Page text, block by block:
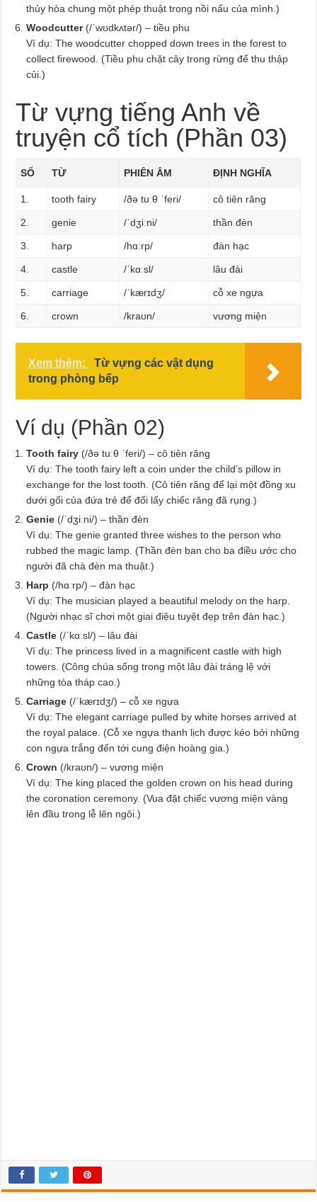
thủy hòa chung một phép thuật trong nồi nấu của mình.)
Woodcutter(/ˈwʊdkʌtər/) – tiều phu
Ví dụ: The woodcutter chopped down trees in the forest to
collect firewood. (Tiều phu chặt cây trong rừng để thu thập
củi.)
Từ vựng tiếng Anh về
truyện cổ tích (Phần 03)
SỐ TỪ PHIÊN ÂM ĐỊNH NGHĨA
1. tooth fairy /ðə tuːθ ˈferi/ cô tiên răng
2. genie /ˈdʒiːni/ thần đèn
3. harp /hɑːrp/ đàn hạc
4. castle /ˈkɑːsl/ lâu đài
5. carriage /ˈkærɪdʒ/ cỗ xe ngựa
6. crown /kraʊn/ vương miện
Xem thêm:
Từ vựng các vật dụng
trong phòng bếp
Ví dụ (Phần 02)
Tooth fairy (/ðə tuːθ ˈferi/) – cô tiên răng
Ví dụ: The tooth fairy left a coin under the child’s pillow in
exchange for the lost tooth. (Cô tiên răng để lại một đồng xu
dưới gối của đứa trẻ để đổi lấy chiếc răng đã rụng.)
Genie (/ˈdʒiːni/) – thần đèn
Ví dụ: The genie granted three wishes to the person who
rubbed the magic lamp. (Thần đèn ban cho ba điều ước cho
người đã chà đèn ma thuật.)
Harp (/hɑːrp/) – đàn hạc
Ví dụ: The musician played a beautiful melody on the harp.
(Người nhạc sĩ chơi một giai điệu tuyệt đẹp trên đàn hạc.)
Castle (/ˈkɑːsl/) – lâu đài
Ví dụ: The princess lived in a magnificent castle with high
towers. (Công chúa sống trong một lâu đài tráng lệ với
những tòa tháp cao.)
Carriage (/ˈkærɪdʒ/) – cỗ xe ngựa
Ví dụ: The elegant carriage pulled by white horses arrived at
the royal palace. (Cỗ xe ngựa thanh lịch được kéo bởi những
con ngựa trắng đến tới cung điện hoàng gia.)
Crown (/kraʊn/) – vương miện
Ví dụ: The king placed the golden crown on his head during
the coronation ceremony. (Vua đặt chiếc vương miện vàng
lên đầu trong lễ lên ngôi.)